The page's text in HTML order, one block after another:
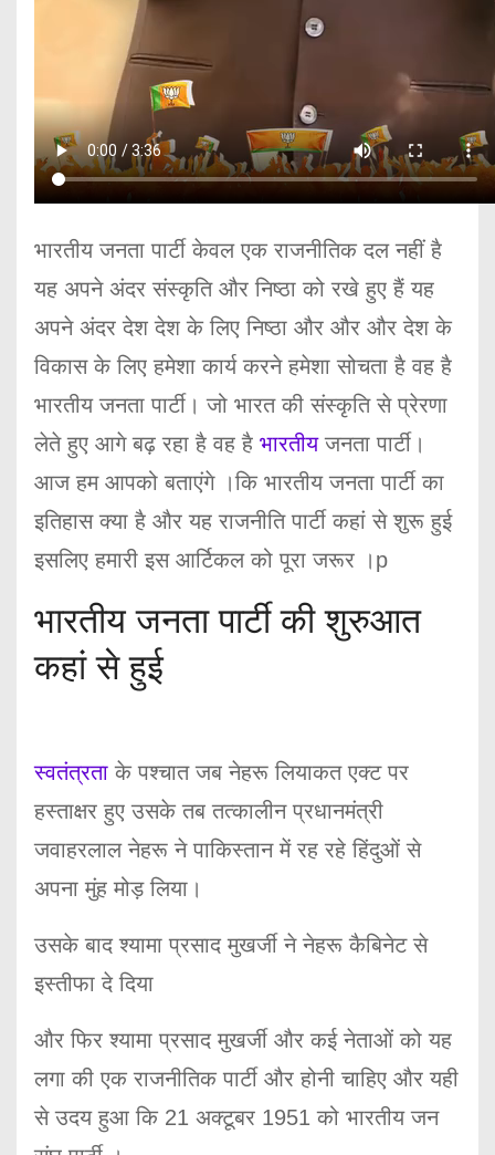
भारतीय जनता पार्टी केवल एक राजनीतिक दल नहीं है
यह अपने अंदर संस्कृति और निष्ठा को रखे हुए हैं यह
अपने अंदर देश देश के लिए निष्ठा और और और देश के
विकास के लिए हमेशा कार्य करने हमेशा सोचता है वह है
भारतीय जनता पार्टी। जो भारत की संस्कृति से प्रेरणा
लेते हुए आगे बढ़ रहा है वह है भारतीयजनता पार्टी।
आज हम आपको बताएंगे ।कि भारतीय जनता पार्टी का
इतिहास क्या है और यह राजनीति पार्टी कहां से शुरू हुई
इसलिए हमारी इस आर्टिकल को पूरा जरूर ।p
भारतीय जनता पार्टी की शुरुआत
कहां से हुई
स्वतंत्रता के पश्चात जब नेहरू लियाकत एक्ट पर
हस्ताक्षर हुए उसके तब तत्कालीन प्रधानमंत्री
जवाहरलाल नेहरू ने पाकिस्तान में रह रहे हिंदुओं से
अपना मुंह मोड़ लिया।
उसके बाद श्यामा प्रसाद मुखर्जी ने नेहरू कैबिनेट से
इस्तीफा दे दिया
और फिर श्यामा प्रसाद मुखर्जी और कई नेताओं को यह
लगा की एक राजनीतिक पार्टी और होनी चाहिए और यही
से उदय हुआ कि 21 अक्टूबर 1951 को भारतीय जन